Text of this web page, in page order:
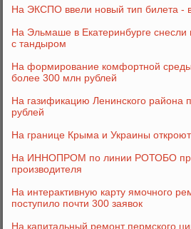
На ЭКСПО ввели новый тип билета -
На Эльмаше в Екатеринбурге снесли
с тандыром
На формирование комфортной
более 300 млн рублей
На газификацию Ленинского района
рублей
На границе Крыма и Украины откроют
На ИННОПРОМ по линии РОТОБО
производителя
На интерактивную карту ямочного
поступило почти 300 заявок
На капитальный ремонт пермского